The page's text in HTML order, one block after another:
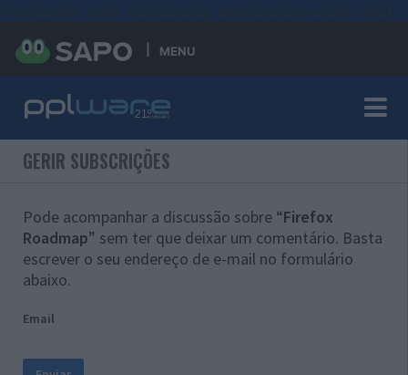
MENU
GERIR SUBSCRIÇÕES
Pode acompanhar a discussão sobre “Firefox
Roadmap” sem ter que deixar um comentário. Basta
escrever o seu endereço de e-mail no formulário
abaixo.
Email